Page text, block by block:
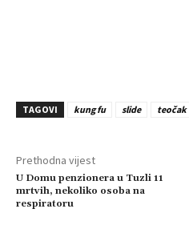
TAGOVI kung fu slide teočak
Prethodna vijest
U Domu penzionera u Tuzli 11
mrtvih, nekoliko osoba na
respiratoru